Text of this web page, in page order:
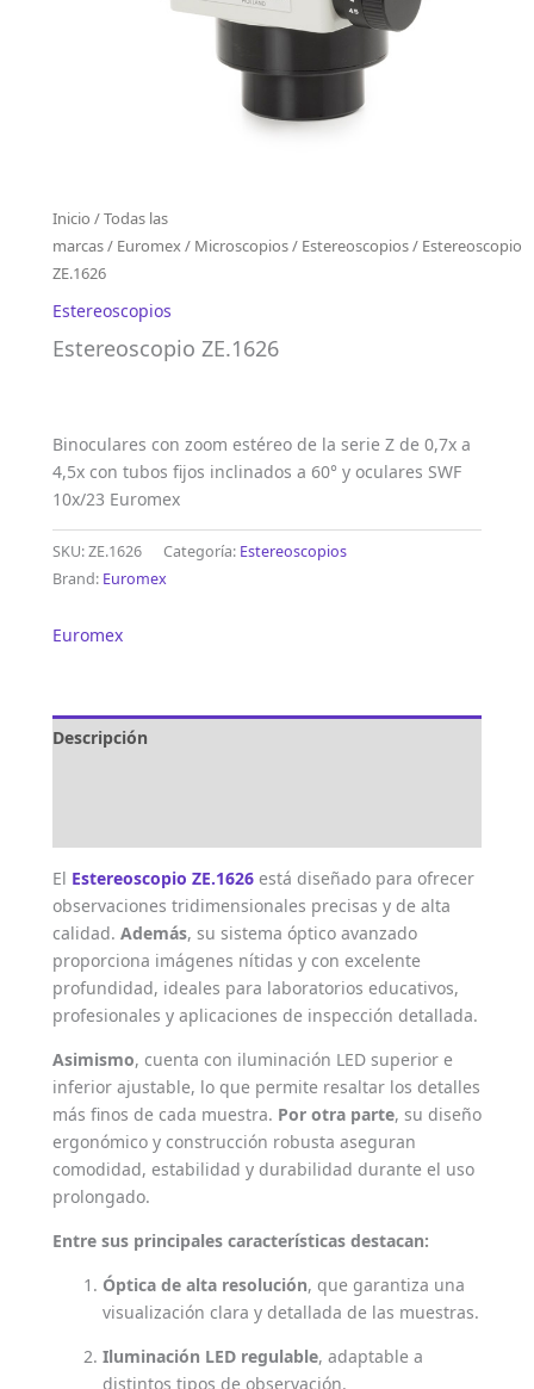
Inicio /Todas las
marcas/ Euromex/ Microscopios/ Estereoscopios/ Estereoscopio
ZE.1626
Estereoscopios
Estereoscopio ZE.1626
Binoculares con zoom estéreo de la serie Z de 0,7x a
4,5x con tubos fijos inclinados a 60° y oculares SWF
10x/23 Euromex
SKU:ZE.1626 Categoría: Estereoscopios
Brand: Euromex
Euromex
Descripción
El Estereoscopio ZE.1626 está diseñado para ofrecer
observaciones tridimensionales precisas y de alta
calidad. Además, su sistema óptico avanzado
proporciona imágenes nítidas y con excelente
profundidad, ideales para laboratorios educativos,
profesionales y aplicaciones de inspección detallada.
Asimismo, cuenta con iluminación LED superior e
inferior ajustable, lo que permite resaltar los detalles
más finos de cada muestra. Por otra parte, su diseño
ergonómico y construcción robusta aseguran
comodidad, estabilidad y durabilidad durante el uso
prolongado.
Entre sus principales características destacan:
Óptica de alta resolución, que garantiza una
visualización clara y detallada de las muestras.
Iluminación LED regulable, adaptable a
distintos tipos de observación.